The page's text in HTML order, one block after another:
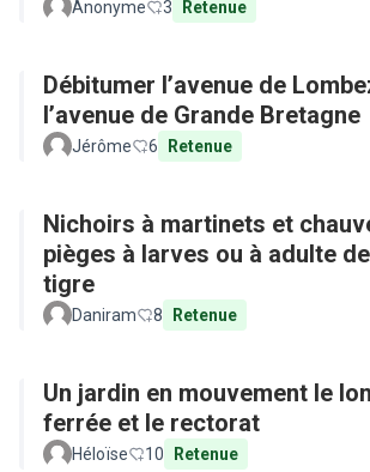
Anonyme 3 Retenue
Débitumer l’avenue de
l’avenue de Grande Bretagne
Jérôme 6 Retenue
Nichoirs à martinets et
pièges à larves ou à adulte
tigre
Daniram 8 Retenue
Un jardin en mouvement le
ferrée et le rectorat
Héloïse 10 Retenue